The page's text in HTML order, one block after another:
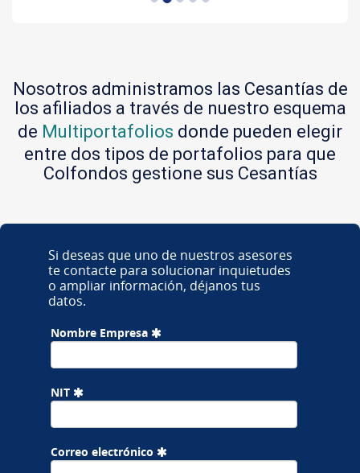
Nosotros administramos las Cesantías de
los afiliados a través de nuestro esquema
de Multiportafolios donde pueden elegir
entre dos tipos de portafolios para que
Colfondos gestione sus Cesantías
Si deseas que uno de nuestros asesores
te contacte para solucionar inquietudes
o ampliar información, déjanos tus
datos.
Nombre Empresa
NIT
Correo electrónico